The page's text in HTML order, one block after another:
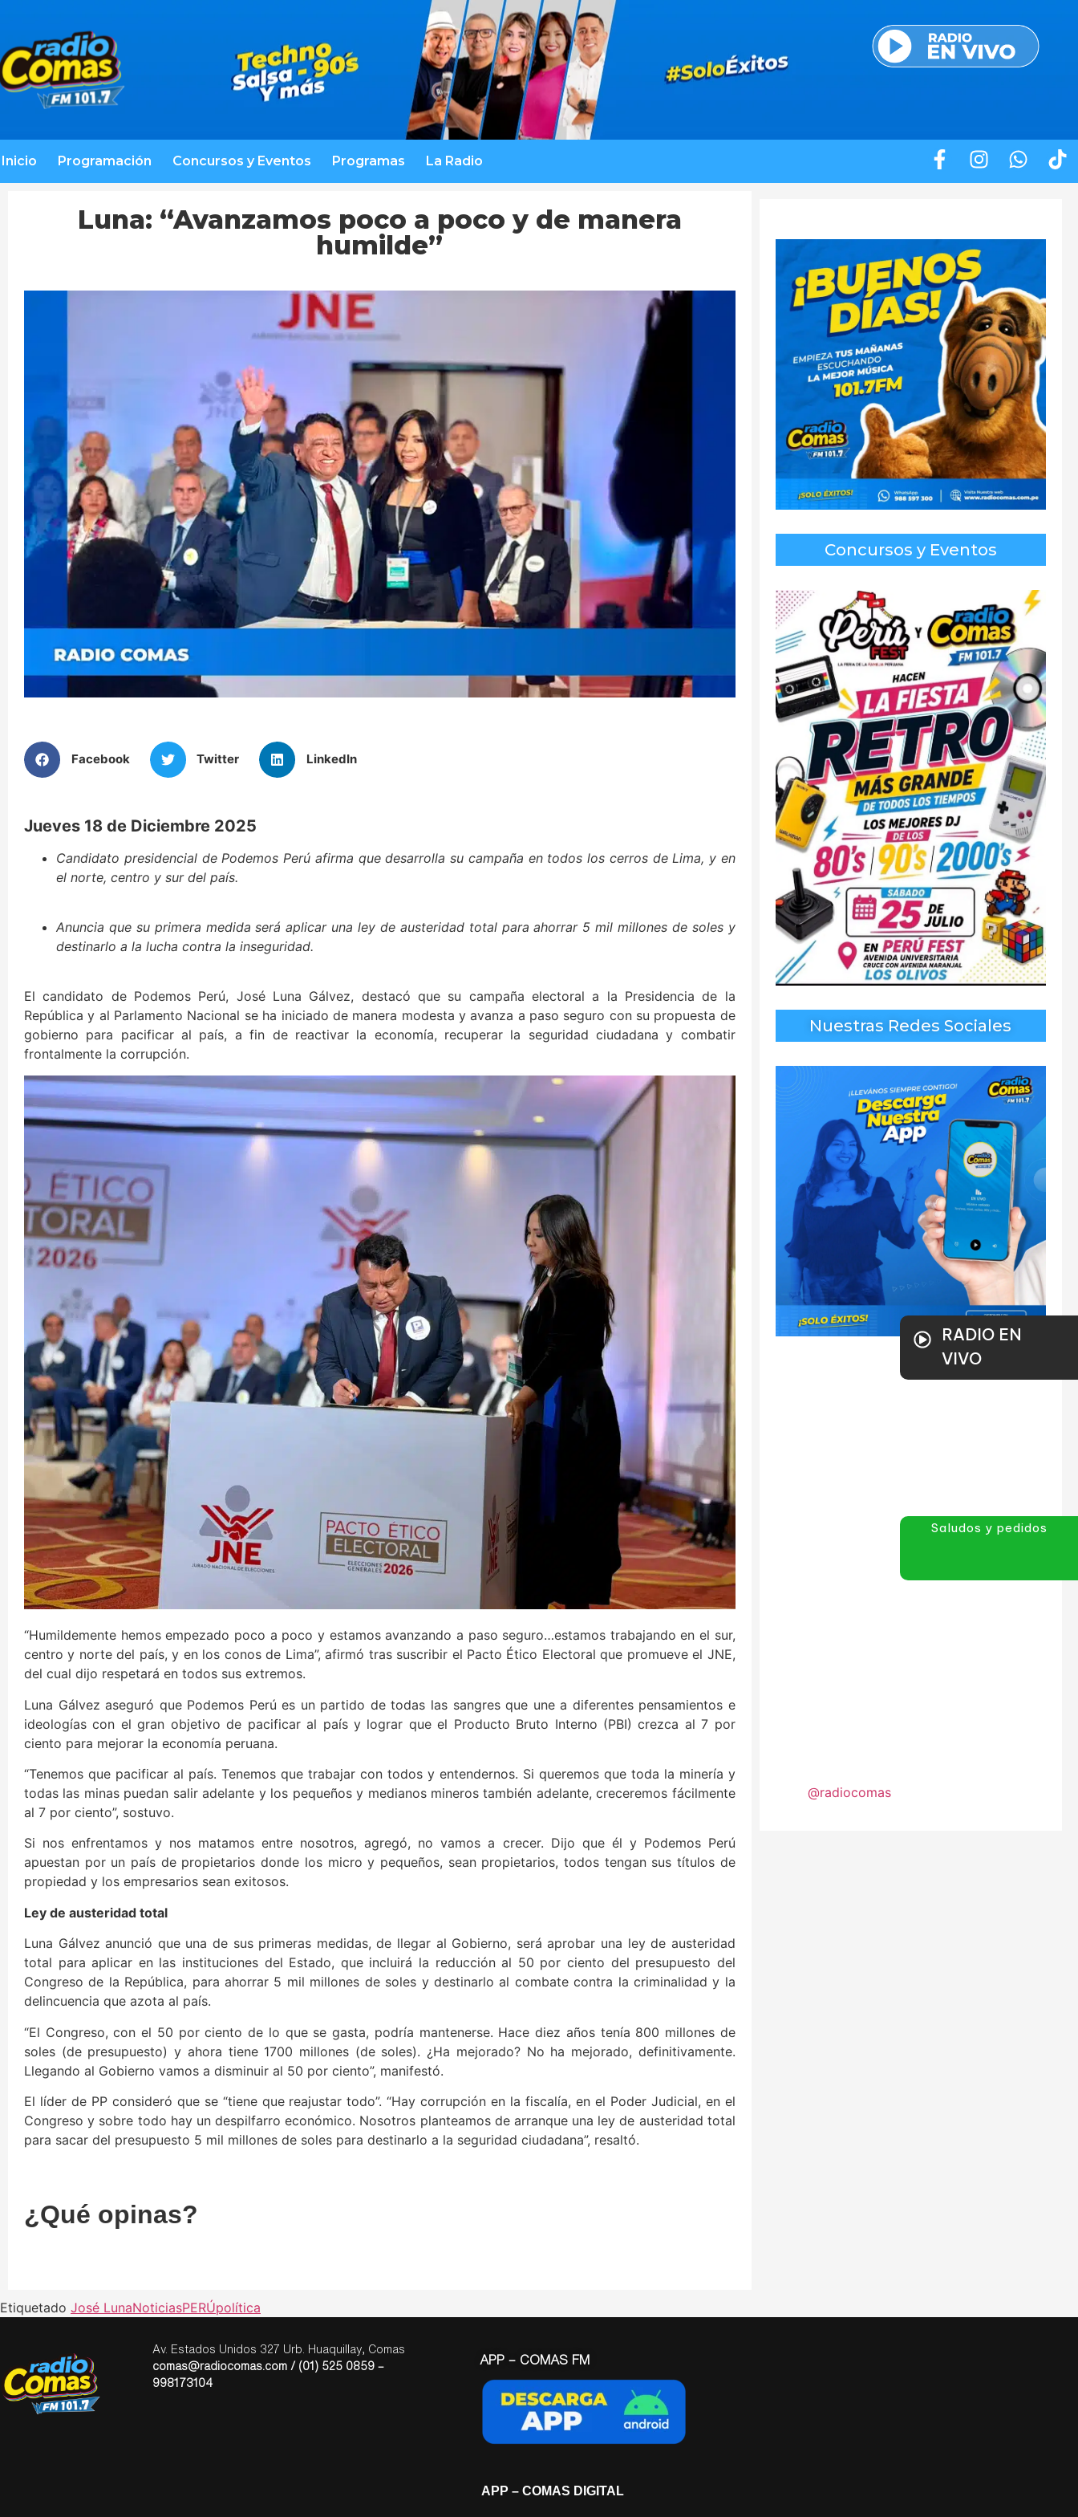
Inicio Programación Concursos y Eventos Programas La Radio
Luna: “Avanzamos poco a poco y de manera
humilde”
Facebook Twitter LinkedIn
Jueves 18 de Diciembre 2025
Candidato presidencial de Podemos Perú afirma que desarrolla su campaña en todos los cerros de Lima, y en
el norte, centro y sur del país.
Anuncia que su primera medida será aplicar una ley de austeridad total para ahorrar 5 mil millones de soles y
destinarlo a la lucha contra la inseguridad.
El candidato de Podemos Perú, José Luna Gálvez, destacó que su campaña electoral a la Presidencia de la
República y al Parlamento Nacional se ha iniciado de manera modesta y avanza a paso seguro con su propuesta de
gobierno para pacificar al país, a fin de reactivar la economía, recuperar la seguridad ciudadana y combatir
frontalmente la corrupción.
“Humildemente hemos empezado poco a poco y estamos avanzando a paso seguro…estamos trabajando en el sur,
centro y norte del país, y en los conos de Lima”, afirmó tras suscribir el Pacto Ético Electoral que promueve el JNE,
del cual dijo respetará en todos sus extremos.
Luna Gálvez aseguró que Podemos Perú es un partido de todas las sangres que une a diferentes pensamientos e
ideologías con el gran objetivo de pacificar al país y lograr que el Producto Bruto Interno (PBI) crezca al 7 por
ciento para mejorar la economía peruana.
“Tenemos que pacificar al país. Tenemos que trabajar con todos y entendernos. Si queremos que toda la minería y
todas las minas puedan salir adelante y los pequeños y medianos mineros también adelante, creceremos fácilmente
al 7 por ciento”, sostuvo.
Si nos enfrentamos y nos matamos entre nosotros, agregó, no vamos a crecer. Dijo que él y Podemos Perú
apuestan por un país de propietarios donde los micro y pequeños, sean propietarios, todos tengan sus títulos de
propiedad y los empresarios sean exitosos.
Ley de austeridad total
Luna Gálvez anunció que una de sus primeras medidas, de llegar al Gobierno, será aprobar una ley de austeridad
total para aplicar en las instituciones del Estado, que incluirá la reducción al 50 por ciento del presupuesto del
Congreso de la República, para ahorrar 5 mil millones de soles y destinarlo al combate contra la criminalidad y la
delincuencia que azota al país.
“El Congreso, con el 50 por ciento de lo que se gasta, podría mantenerse. Hace diez años tenía 800 millones de
soles (de presupuesto) y ahora tiene 1700 millones (de soles). ¿Ha mejorado? No ha mejorado, definitivamente.
Llegando al Gobierno vamos a disminuir al 50 por ciento”, manifestó.
El líder de PP consideró que se “tiene que reajustar todo”. “Hay corrupción en la fiscalía, en el Poder Judicial, en el
Congreso y sobre todo hay un despilfarro económico. Nosotros planteamos de arranque una ley de austeridad total
para sacar del presupuesto 5 mil millones de soles para destinarlo a la seguridad ciudadana”, resaltó.
¿Qué opinas?
Concursos y Eventos
Nuestras Redes Sociales
@radiocomas
Etiquetado José LunaNoticiasPERÚpolítica
Av. Estados Unidos 327 Urb. Huaquillay, Comas
comas@radiocomas.com / (01) 525 0859 –
998173104
APP – COMAS FM
APP – COMAS DIGITAL
RADIO EN
VIVO
Saludos y pedidos